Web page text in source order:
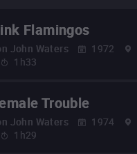
Flamingos
John Waters 1972
1h33
Trouble
John Waters 1974
1h29